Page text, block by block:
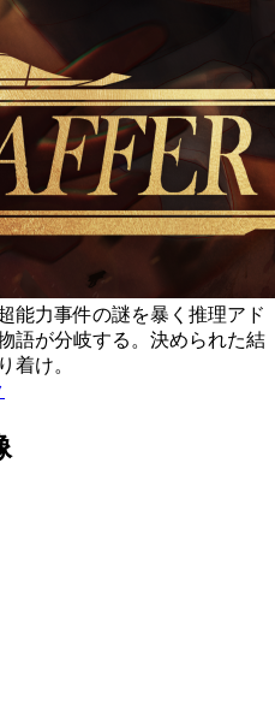
能力事件の謎を暴く推理アド
語が分岐する。決められた結
着け。